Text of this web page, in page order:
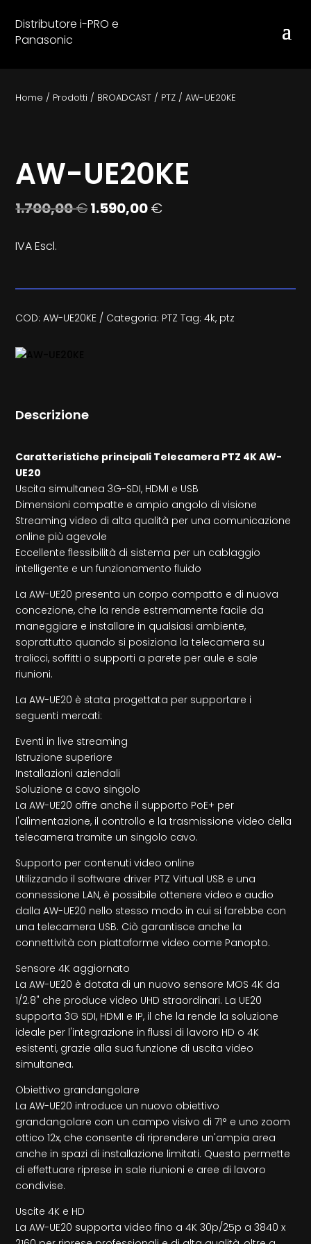
Distributore i-PRO e
Panasonic
Home / Prodotti / BROADCAST / PTZ /AW-UE20KE
AW-UE20KE
1.700,00€Il
1.590,00€
IVA Escl.
COD: AW-UE20KE Categoria: PTZ Tag: 4k, ptz
Descrizione
Caratteristiche principali Telecamera PTZ 4K AW-
UE20
Uscita simultanea 3G-SDI, HDMI e USB
Dimensioni compatte e ampio angolo di visione
Streaming video di alta qualità per una comunicazione
online più agevole
Eccellente flessibilità di sistema per un cablaggio
intelligente e un funzionamento fluido
La AW-UE20 presenta un corpo compatto e di nuova
concezione, che la rende estremamente facile da
maneggiare e installare in qualsiasi ambiente,
soprattutto quando si posiziona la telecamera su
tralicci, soffitti o supporti a parete per aule e sale
riunioni.
La AW-UE20 è stata progettata per supportare i
seguenti mercati:
Eventi in live streaming
Istruzione superiore
Installazioni aziendali
Soluzione a cavo singolo
La AW-UE20 offre anche il supporto PoE+ per
l'alimentazione, il controllo e la trasmissione video della
telecamera tramite un singolo cavo.
Supporto per contenuti video online
Utilizzando il software driver PTZ Virtual USB e una
connessione LAN, è possibile ottenere video e audio
dalla AW-UE20 nello stesso modo in cui si farebbe con
una telecamera USB. Ciò garantisce anche la
connettività con piattaforme video come Panopto.
Sensore 4K aggiornato
La AW-UE20 è dotata di un nuovo sensore MOS 4K da
1/2.8" che produce video UHD straordinari. La UE20
supporta 3G SDI, HDMI e IP, il che la rende la soluzione
ideale per l'integrazione in flussi di lavoro HD o 4K
esistenti, grazie alla sua funzione di uscita video
simultanea.
Obiettivo grandangolare
La AW-UE20 introduce un nuovo obiettivo
grandangolare con un campo visivo di 71° e uno zoom
ottico 12x, che consente di riprendere un'ampia area
anche in spazi di installazione limitati. Questo permette
di effettuare riprese in sale riunioni e aree di lavoro
condivise.
Uscite 4K e HD
La AW-UE20 supporta video fino a 4K 30p/25p a 3840 x